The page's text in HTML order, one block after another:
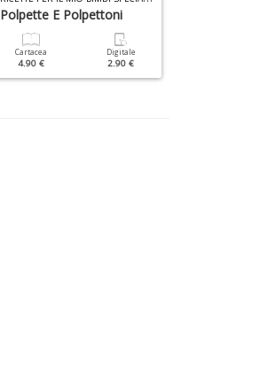
Polpette E Polpettoni
Cartacea
4.90 €
Digitale
2.90 €